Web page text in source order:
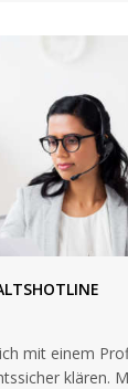
mit einem
klären.